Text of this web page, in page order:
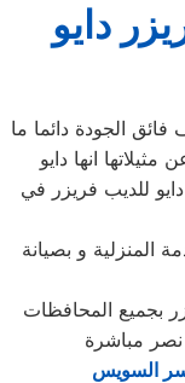
دايو
الجودة دائما ما
للديب فريزر في
المنزلية و بصيانة
بجميع المحافظات
السويس